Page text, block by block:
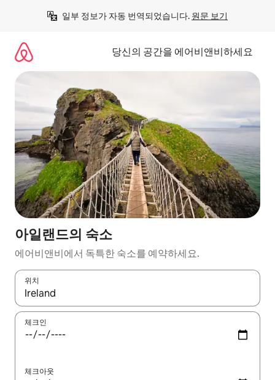
일부 정보가 자동 번역되었습니다. 원문 보기
당신의 공간을 에어비앤비하세요
아일랜드의 숙소
에어비앤비에서 독특한 숙소를 예약하세요.
위치
결과가 나오면 위·아래 화살표 키를 사용하거나 터치 또는 스와이
체크인
체크아웃